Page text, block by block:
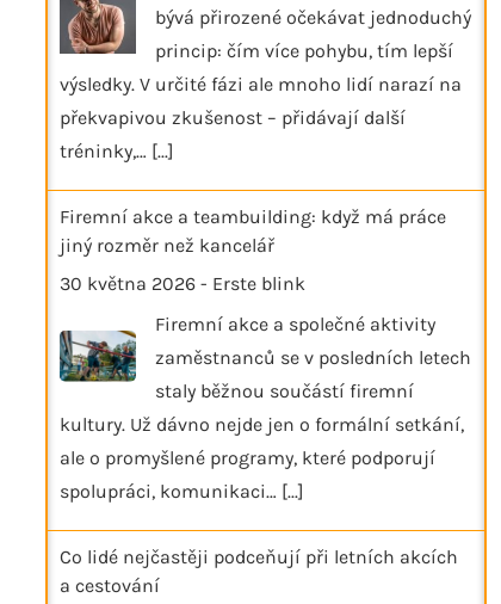
bývá přirozené očekávat jednoduchý
princip: čím více pohybu, tím lepší
výsledky. V určité fázi ale mnoho lidí narazí na
překvapivou zkušenost – přidávají další
tréninky,… [...]
Firemní akce a teambuilding: když má práce
jiný rozměr než kancelář
30 května 2026 - Erste blink
Firemní akce a společné aktivity
zaměstnanců se v posledních letech
staly běžnou součástí firemní
kultury. Už dávno nejde jen o formální setkání,
ale o promyšlené programy, které podporují
spolupráci, komunikaci… [...]
Co lidé nejčastěji podceňují při letních akcích
a cestování